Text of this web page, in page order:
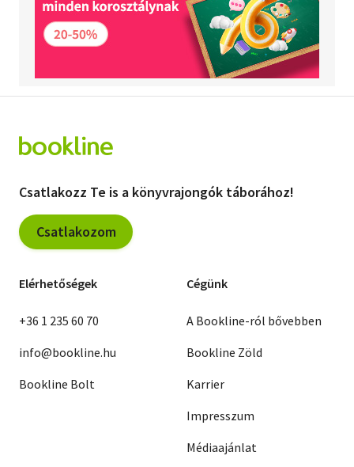
Csatlakozz Te is a könyvrajongók táborához!
Csatlakozom
Elérhetőségek
+36 1 235 60 70
info@bookline.hu
Bookline Bolt
Cégünk
A Bookline-ról bővebben
Bookline Zöld
Karrier
Impresszum
Médiaajánlat